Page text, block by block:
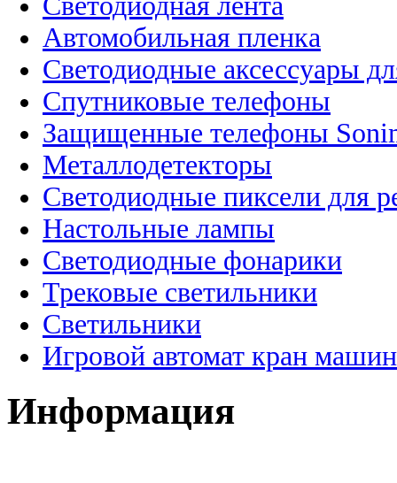
Автомобильная пленка
Светодиодные аксессуары
Спутниковые телефоны
Защищенные телефоны
Металлодетекторы
Светодиодные пиксели для
Настольные лампы
Светодиодные фонарики
Трековые светильники
Светильники
Игровой автомат кран
Информация